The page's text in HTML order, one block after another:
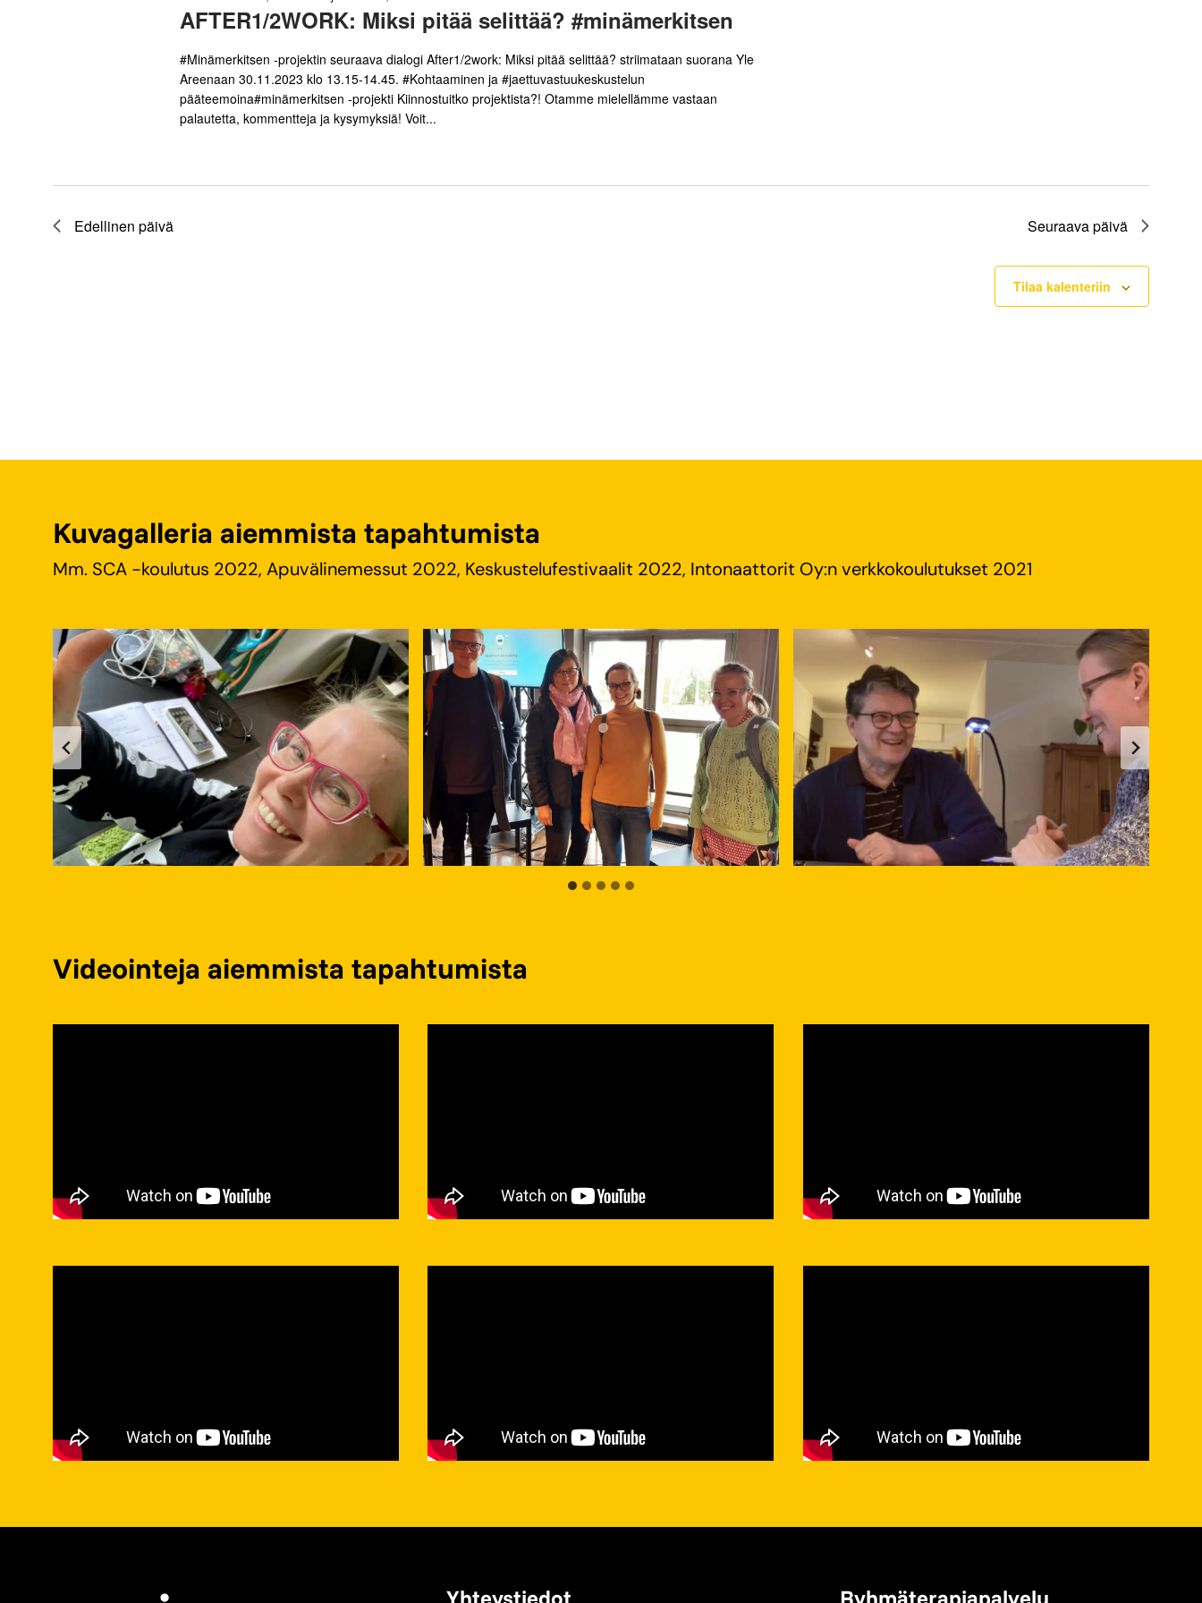
AFTER1/2WORK: Miksi pitää selittää? #minämerkitsen
#Minämerkitsen -projektin seuraava dialogi After1/2work: Miksi pitää selittää? striimataan suorana Yle
Areenaan 30.11.2023 klo 13.15-14.45. #Kohtaaminen ja #jaettuvastuukeskustelun
pääteemoina#minämerkitsen -projekti Kiinnostuitko projektista?! Otamme mielellämme vastaan
palautetta, kommentteja ja kysymyksiä! Voit...
Edellinen päivä Seuraava päivä
Tilaa kalenteriin
Kuvagalleria aiemmista tapahtumista
Mm. SCA -koulutus 2022, Apuvälinemessut 2022, Keskustelufestivaalit 2022, Intonaattorit Oy:n verkkokoulutukset 2021
Videointeja aiemmista tapahtumista